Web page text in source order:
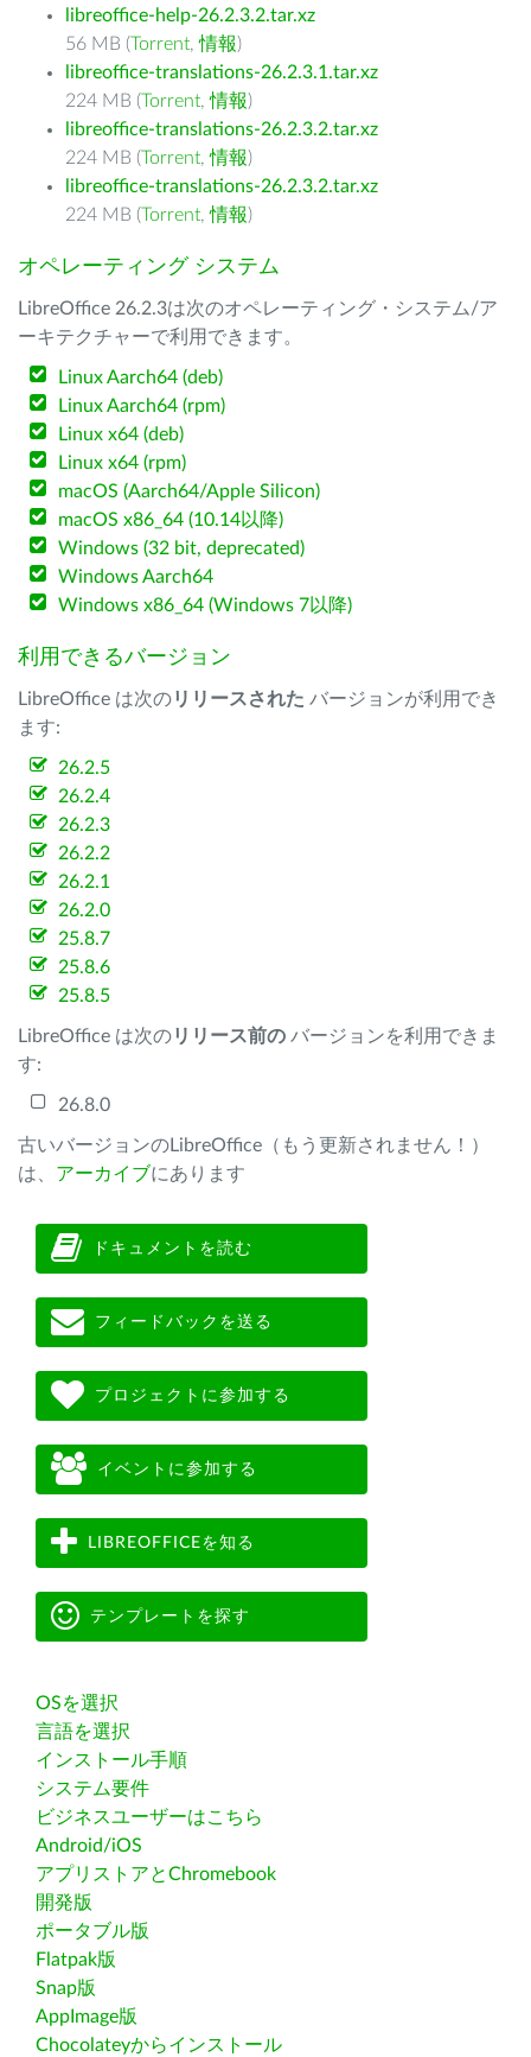
libreoffice-help-26.2.3.2.tar.xz
56 MB (Torrent,情報)
libreoffice-translations-26.2.3.1.tar.xz
224 MB (Torrent,情報)
libreoffice-translations-26.2.3.2.tar.xz
224 MB (Torrent,情報)
libreoffice-translations-26.2.3.2.tar.xz
224 MB (Torrent,情報)
オペレーティング システム
LibreOffice 26.2.3は次のオペレーティング・システム/ア
ーキテクチャーで利用できます。
Linux Aarch64 (deb)
Linux Aarch64 (rpm)
Linux x64 (deb)
Linux x64 (rpm)
macOS (Aarch64/Apple Silicon)
macOS x86_64 (10.14以降)
Windows (32 bit, deprecated)
Windows Aarch64
Windows x86_64 (Windows 7以降)
利用できるバージョン
LibreOffice は次のリリースされた バージョンが利用でき
ます:
26.2.5
26.2.4
26.2.3
26.2.2
26.2.1
26.2.0
25.8.7
25.8.6
25.8.5
LibreOffice は次のリリース前の バージョンを利用できま
す:
26.8.0
古いバージョンのLibreOffice（もう更新されません！）
は、 アーカイブにあります
ドキュメントを読む
フィードバックを送る
プロジェクトに参加する
イベントに参加する
LIBREOFFICEを知る
テンプレートを探す
OSを選択
言語を選択
インストール手順
システム要件
ビジネスユーザーはこちら
Android/iOS
アプリストアとChromebook
開発版
ポータブル版
Flatpak版
Snap版
AppImage版
Chocolateyからインストール